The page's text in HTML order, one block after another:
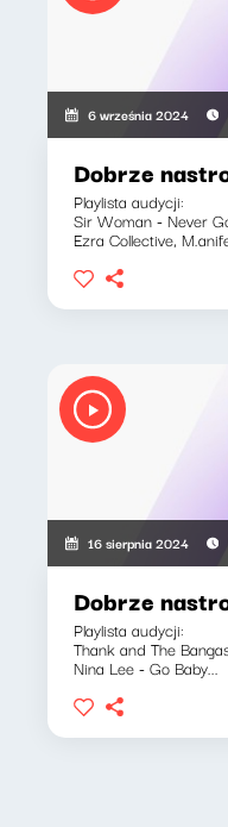
6 września 2024
Dobrze
Playlista audycji:
Sir Woman - Never
Ezra Collective,
16 sierpnia 2024
Dobrze
Playlista audycji:
Thank and The
Nina Lee - Go Baby...